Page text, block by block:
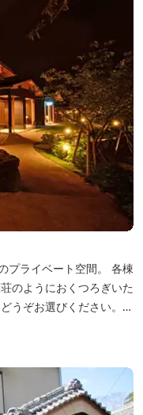
プライベート空間。 各棟
のようにおくつろぎいた
うぞお選びください。
と それは、小さな宿な
・食・充」を満たし、皆
、心を月してお待ちし